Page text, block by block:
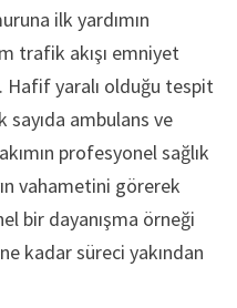
ilk yardımın
trafik akışı emniyet
Hafif yaralı olduğu tespit
ambulans ve
profesyonel sağlık
vahametini görerek
bir dayanışma örneği
kadar süreci yakından